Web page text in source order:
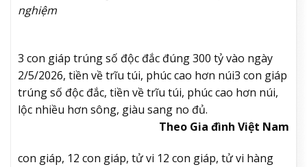
nghiệm
3 con giáp trúng số độc đắc đúng 300 tỷ vào ngày
2/5/2026, tiền về trĩu túi, phúc cao hơn núi3 con giáp
trúng số độc đắc, tiền về trĩu túi, phúc cao hơn núi,
lộc nhiều hơn sông, giàu sang no đủ.
Theo Gia đình Việt Nam
con giáp, 12 con giáp, tử vi 12 con giáp, tử vi hàng